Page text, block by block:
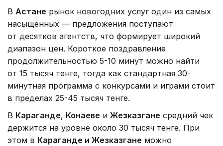
В Астане рынок новогодних услуг один из самых
насыщенных — предложения поступают
от десятков агентств, что формирует широкий
диапазон цен. Короткое поздравление
продолжительностью 5-10 минут можно найти
от 15 тысяч тенге, тогда как стандартная 30-
минутная программа с конкурсами и играми стоит
в пределах 25-45 тысяч тенге.
В Караганде, Конаеве и Жезказгане средний чек
держится на уровне около 30 тысяч тенге. При
этом в Караганде и Жезказгане можно